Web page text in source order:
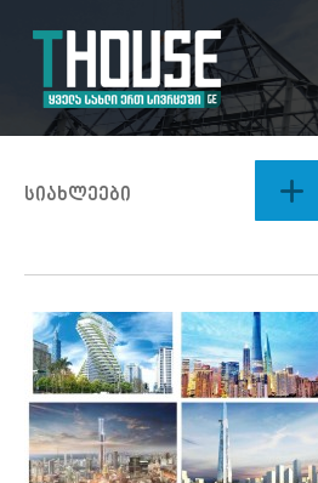
სიახლეები